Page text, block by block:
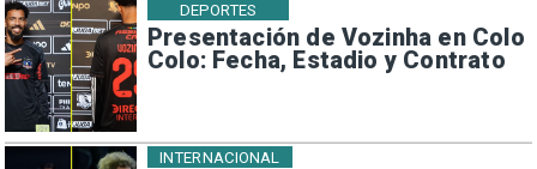
Presentación de Vozinha en Colo
Colo: Fecha, Estadio y Contrato
DEPORTES
INTERNACIONAL